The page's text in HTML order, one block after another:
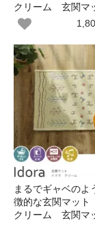
クリーム 玄関マ
まるでギャベのよ
徴的な玄関マッ
クリーム 玄関マ